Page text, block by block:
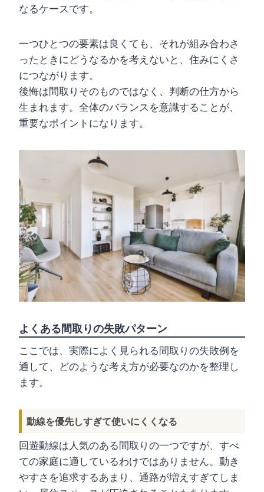
なるケースです。
一つひとつの要素は良くても、それが組み合わさ
ったときにどうなるかを考えないと、住みにくさ
につながります。
後悔は間取りそのものではなく、判断の仕方から
生まれます。全体のバランスを意識することが、
重要なポイントになります。
よくある間取りの失敗パターン
ここでは、実際によく見られる間取りの失敗例を
通して、どのような考え方が必要なのかを整理し
ます。
動線を優先しすぎて使いにくくなる
回遊動線は人気のある間取りの一つですが、すべ
ての家庭に適しているわけではありません。動き
やすさを追求するあまり、通路が増えすぎてしま